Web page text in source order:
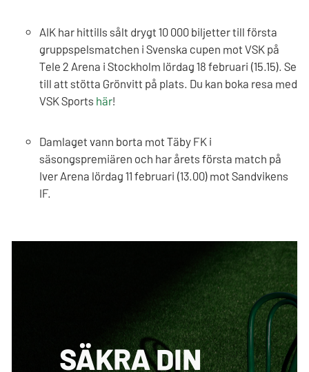
AIK har hittills sålt drygt 10 000 biljetter till första
gruppspelsmatchen i Svenska cupen mot VSK på
Tele 2 Arena i Stockholm lördag 18 februari (15.15). Se
till att stötta Grönvitt på plats. Du kan boka resa med
VSK Sports här!
Damlaget vann borta mot Täby FK i
säsongspremiären och har årets första match på
Iver Arena lördag 11 februari (13.00) mot Sandvikens
IF.
SÄKRA DIN